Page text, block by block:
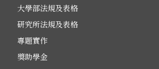
大學部法規及表格
研究所法規及表格
專題實作
獎助學金